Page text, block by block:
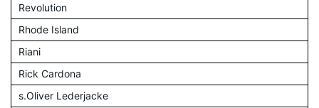
Revolution
Rhode Island
Riani
Rick Cardona
s.Oliver Lederjacke